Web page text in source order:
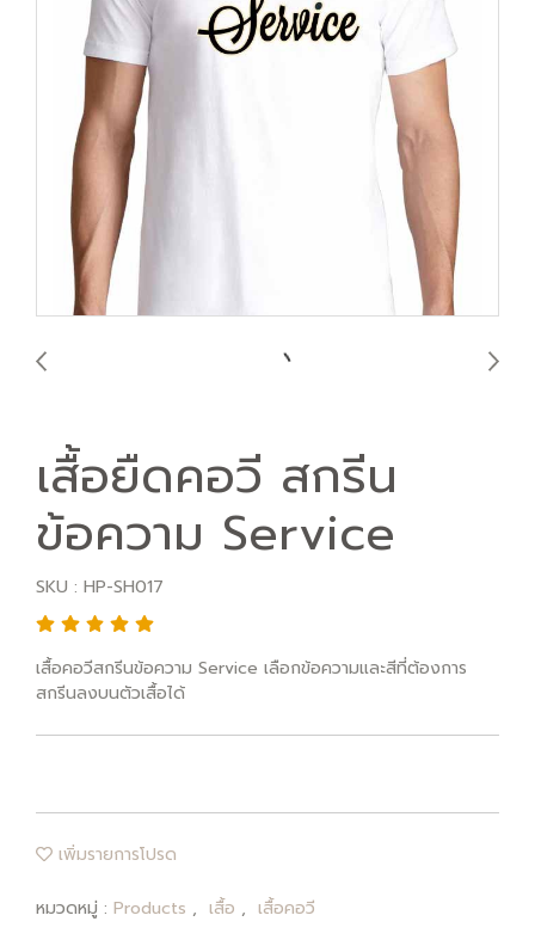
เสื้อยืดคอวี สกรีน
ข้อความ Service
SKU : HP-SH017
เสื้อคอวีสกรีนข้อความ Service เลือกข้อความและสีที่ต้องการ
สกรีนลงบนตัวเสื้อได้
เพิ่มรายการโปรด
หมวดหมู่ : Products , เสื้อ , เสื้อคอวี